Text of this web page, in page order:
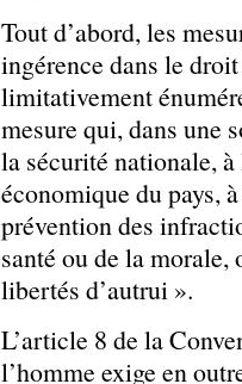
Tout d’abord, les
ingérence dans le
limitativement
mesure qui, dans une
la sécurité nationale,
économique du pays,
prévention des
santé ou de la
libertés d’autrui ».
L’article 8 de la
l’homme exige en